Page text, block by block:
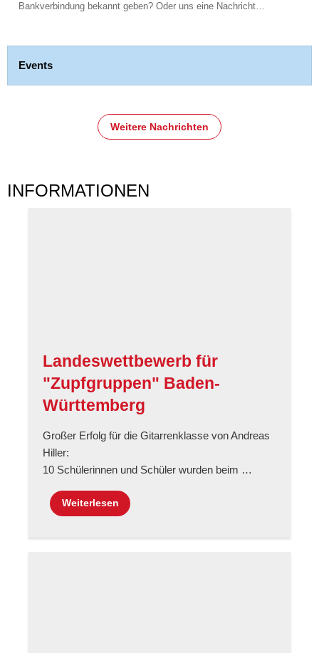
Events
Weitere Nachrichten
INFORMATIONEN
Landeswettbewerb für
"Zupfgruppen" Baden-
Württemberg
Großer Erfolg für die Gitarrenklasse von Andreas
Hiller:
10 Schülerinnen und Schüler wurden beim …
Weiterlesen